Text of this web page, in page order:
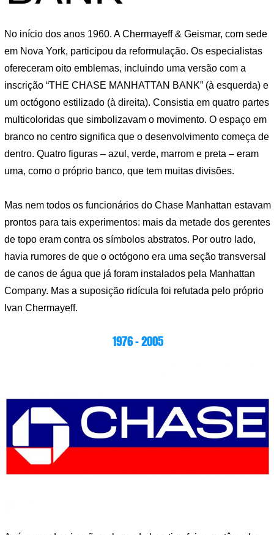
No início dos anos 1960. A Chermayeff & Geismar, com sede
em Nova York, participou da reformulação. Os especialistas
ofereceram oito emblemas, incluindo uma versão com a
inscrição “THE CHASE MANHATTAN BANK” (à esquerda) e
um octógono estilizado (à direita). Consistia em quatro partes
multicoloridas que simbolizavam o movimento. O espaço em
branco no centro significa que o desenvolvimento começa de
dentro. Quatro figuras – azul, verde, marrom e preta – eram
uma, como o próprio banco, que tem muitas divisões.
Mas nem todos os funcionários do Chase Manhattan estavam
prontos para tais experimentos: mais da metade dos gerentes
de topo eram contra os símbolos abstratos. Por outro lado,
havia rumores de que o octógono era uma seção transversal
de canos de água que já foram instalados pela Manhattan
Company. Mas a suposição ridícula foi refutada pelo próprio
Ivan Chermayeff.
1976 – 2005